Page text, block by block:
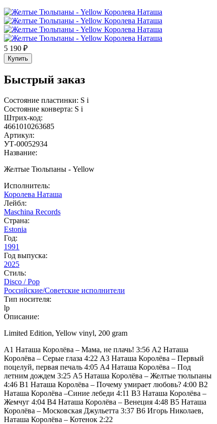
5 190 ₽
Купить
Быстрый заказ
Состояние пластинки: S i
Состояние конверта: S i
Штрих-код:
4661010263685
Артикул:
УТ-00052934
Название:
Желтые Тюльпаны - Yellow
Исполнитель:
Королева Наташа
Лейбл:
Maschina Records
Страна:
Estonia
Год:
1991
Год выпуска:
2025
Стиль:
Disco / Pop
Российские/Советские исполнители
Тип носителя:
lp
Описание:
Limited Edition, Yellow vinyl, 200 gram
A1 Наташа Королёва – Мама, не плачь! 3:56 A2 Наташа
Королёва – Серые глаза 4:22 A3 Наташа Королёва – Первый
поцелуй, первая печаль 4:05 A4 Наташа Королёва – Под
летним дождем 3:25 A5 Наташа Королёва – Желтые тюльпаны
4:46 B1 Наташа Королёва – Почему умирает любовь? 4:00 B2
Наташа Королёва –Синие лебеди 4:11 B3 Наташа Королёва –
Жемчуг 4:04 B4 Наташа Королёва – Венеция 4:48 B5 Наташа
Королёва – Московская Джульетта 3:37 B6 Игорь Николаев,
Наташа Королёва – Котенок 2:22